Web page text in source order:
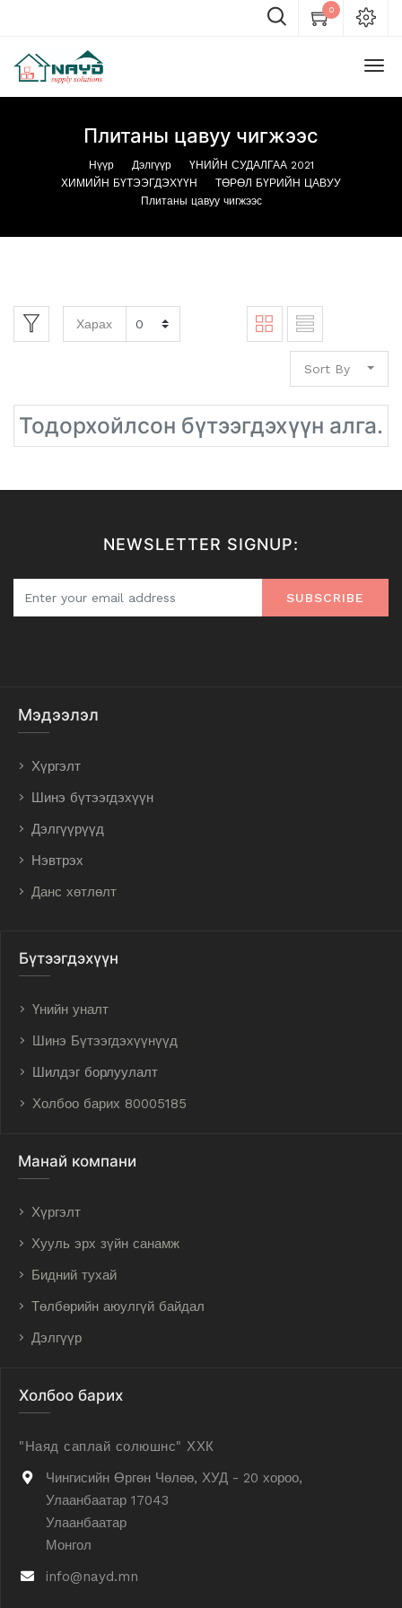
0
Плитаны цавуу чигжээс
Нүүр Дэлгүүр
ҮНИЙН СУДАЛГАА 2021
ХИМИЙН БҮТЭЭГДЭХҮҮН
ТӨРӨЛ БҮРИЙН ЦАВУУ
Плитаны цавуу чигжээс
Харах
Sort By
Тодорхойлсон бүтээгдэхүүн алга.
NEWSLETTER SIGNUP:
SUBSCRIBE
Мэдээлэл
Хүргэлт
Шинэ бүтээгдэхүүн
Дэлгүүрүүд
Нэвтрэх
Данс хөтлөлт
Бүтээгдэхүүн
Үнийн уналт
Шинэ Бүтээгдэхүүнүүд
Шилдэг борлуулалт
Холбоо барих 80005185
Манай компани
Хүргэлт
Хууль эрх зүйн санамж
Бидний тухай
Төлбөрийн аюулгүй байдал
Дэлгүүр
Холбоо барих
"Наяд саплай солюшнс" ХХК
Чингисийн Өргөн Чөлөө, ХУД - 20 хороо,
Улаанбаатар 17043
Улаанбаатар
Монгол
info@nayd.mn